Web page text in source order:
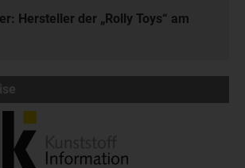
Hersteller der „Rolly Toys“ am